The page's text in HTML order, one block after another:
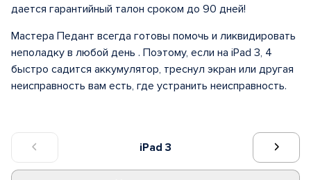
iPad 3
дается гарантийный талон сроком до 90 дней!
Мастера Педант всегда готовы помочь и ликвидировать
неполадку в любой день . Поэтому, если на iPad 3, 4
быстро садится аккумулятор, треснул экран или другая
неисправность вам есть, где устранить неисправность.